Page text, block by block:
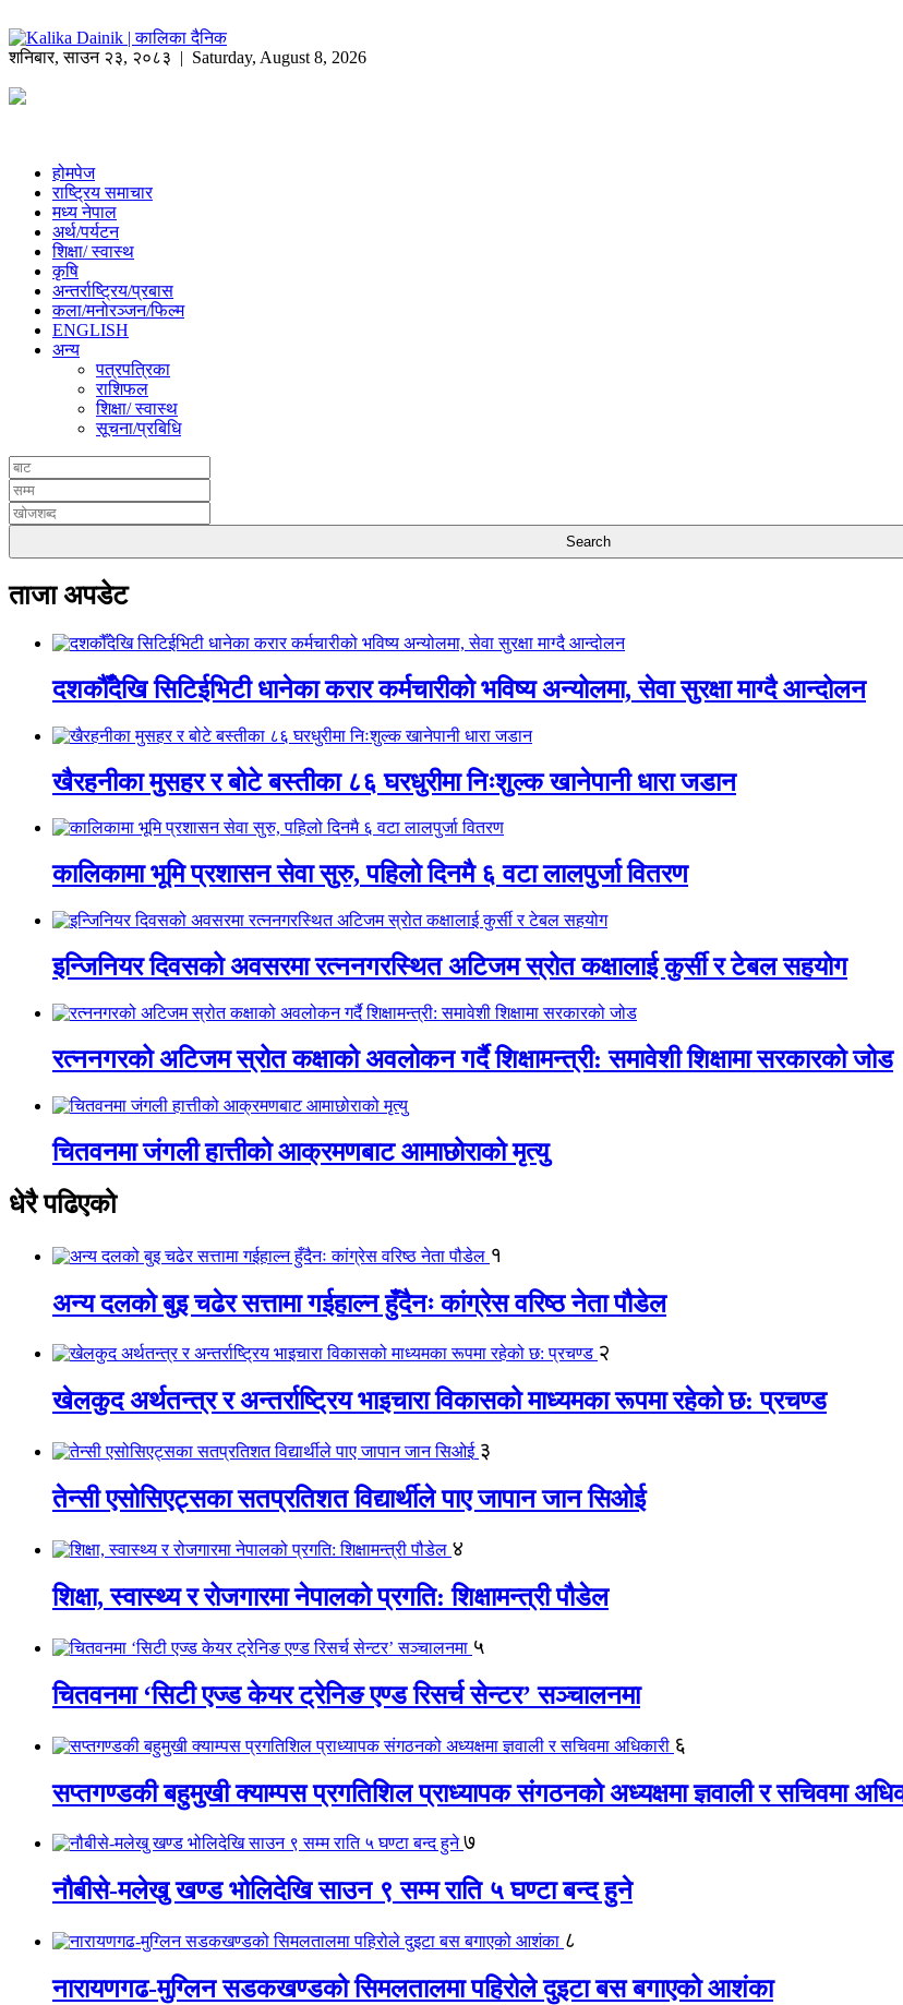
शनिबार,साउन २३, २०८३ | Saturday, August 8, 2026
होमपेज
राष्ट्रिय समाचार
मध्य नेपाल
अर्थ/पर्यटन
शिक्षा/ स्वास्थ
कृषि
अन्तर्राष्ट्रिय/प्रबास
कला/मनोरञ्जन/फिल्म
ENGLISH
अन्य
पत्रपत्रिका
राशिफल
शिक्षा/ स्वास्थ
सूचना/प्रबिधि
ताजा अपडेट
दशकौँदेखि सिटिईभिटी धानेका करार कर्मचारीको भविष्य अन्योलमा, सेवा सुरक्षा माग्दै आन्दोलन
खैरहनीका मुसहर र बोटे बस्तीका ८६ घरधुरीमा निःशुल्क खानेपानी धारा जडान
कालिकामा भूमि प्रशासन सेवा सुरु, पहिलो दिनमै ६ वटा लालपुर्जा वितरण
इन्जिनियर दिवसको अवसरमा रत्ननगरस्थित अटिजम स्रोत कक्षालाई कुर्सी र टेबल सहयोग
रत्ननगरको अटिजम स्रोत कक्षाको अवलोकन गर्दै शिक्षामन्त्री: समावेशी शिक्षामा सरकारको जोड
चितवनमा जंगली हात्तीको आक्रमणबाट आमाछोराको मृत्यु
धेरै पढिएको
१
अन्य दलको बुइ चढेर सत्तामा गईहाल्न हुँदैनः कांग्रेस वरिष्ठ नेता पौडेल
२
खेलकुद अर्थतन्त्र र अन्तर्राष्ट्रिय भाइचारा विकासको माध्यमका रूपमा रहेको छ: प्रचण्ड
३
तेन्सी एसोसिएट्सका सतप्रतिशत विद्यार्थीले पाए जापान जान सिओई
४
शिक्षा, स्वास्थ्य र रोजगारमा नेपालको प्रगति: शिक्षामन्त्री पौडेल
५
चितवनमा ‘सिटी एज्ड केयर ट्रेनिङ एण्ड रिसर्च सेन्टर’ सञ्चालनमा
६
सप्तगण्डकी बहुमुखी क्याम्पस प्रगतिशिल प्राध्यापक संगठनको अध्यक्षमा ज्ञवाली र सचिवमा
७
नौबीसे-मलेखु खण्ड भोलिदेखि साउन ९ सम्म राति ५ घण्टा बन्द हुने
८
नारायणगढ-मुग्लिन सडकखण्डको सिमलतालमा पहिरोले दुइटा बस बगाएको आशंका